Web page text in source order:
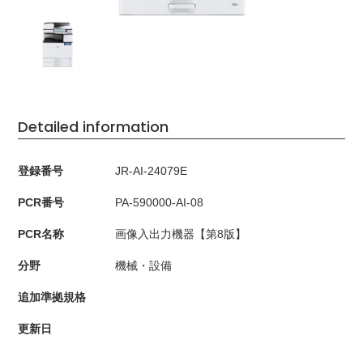
Detailed information
登録番号 JR-AI-24079E
PCR番号 PA-590000-AI-08
PCR名称 画像入出力機器【第8版】
分野 機械・設備
追加準拠規格
更新日